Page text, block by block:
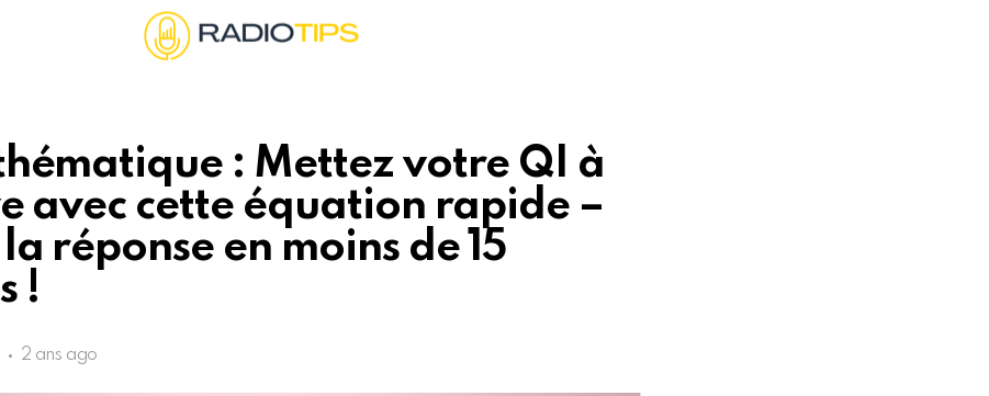
: Mettez votre QI à
avec cette équation rapide –
réponse en moins de 15
!
2 ans ago